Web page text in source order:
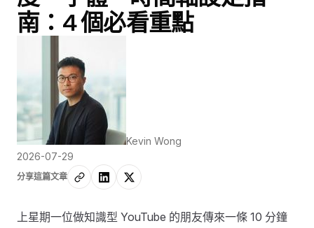
南：4 個必看重點
Kevin Wong
2026-07-29
分享這篇文章
上星期一位做知識型 YouTube 的朋友傳來一條 10 分鐘